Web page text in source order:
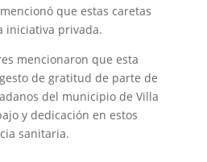
que estas caretas
iniciativa privada.
mencionaron que esta
de gratitud de parte de
del municipio de Villa
y dedicación en estos
sanitaria.